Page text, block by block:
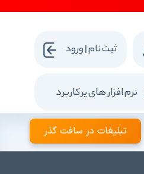
نرم افزار های پرکاربرد
ثبت نام | ورود
تبلیغات در سافت گذر